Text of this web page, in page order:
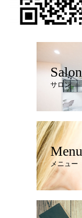
Salon
サロン
Menu
メニュー